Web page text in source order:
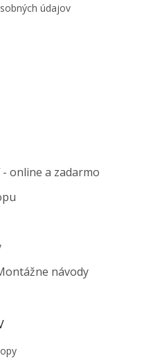
údajov
online a zadarmo
návody